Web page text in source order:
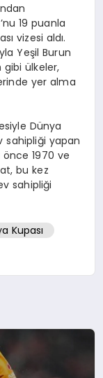
19 puanla
vizesi aldı.
Yeşil Burun
gibi ülkeler,
yer alma
Dünya
sahipliği yapan
1970 ve
bu kez
sahipliği
Kupası